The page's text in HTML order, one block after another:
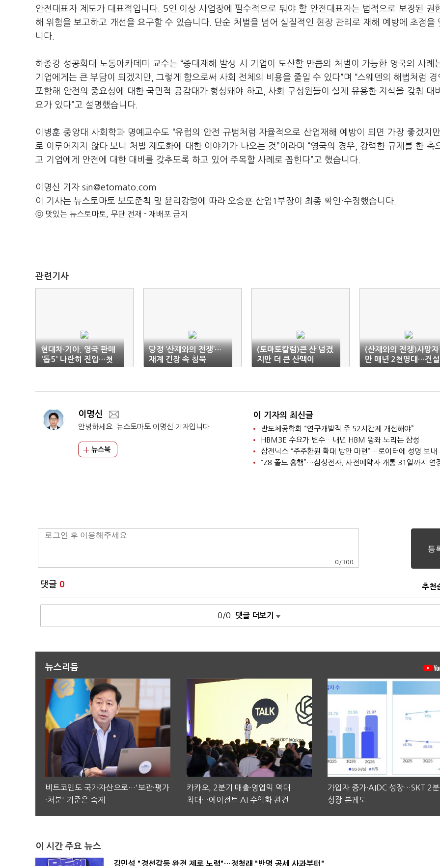
안전대표자 제도가 대표적입니다. 5인 이상 사업장에 필수적으로 둬야 할 안전대표자는 법적으로 보장된 권
해 위험을 보고하고 개선을 요구할 수 있습니다. 단순 처벌을 넘어 실질적인 현장 관리로 재해 예방에 초점을
니다.
하종강 성공회대 노동아카데미 교수는 “중대재해 발생 시 기업이 도산할 만큼의 처벌이 가능한 영국의 사례
기업에게는 큰 부담이 되겠지만, 그렇게 함으로써 사회 전체의 비용을 줄일 수 있다”며 “스웨덴의 해법처럼 경
포함해 안전의 중요성에 대한 국민적 공감대가 형성돼야 하고, 사회 구성원들이 실제 유용한 지식을 갖춰 대
요가 있다”고 설명했습니다.
이병훈 중앙대 사회학과 명예교수도 “유럽의 안전 규범처럼 자율적으로 산업재해 예방이 되면 가장 좋겠지
로 이루어지지 않다 보니 처벌 제도화에 대한 이야기가 나오는 것”이라며 “영국의 경우, 강력한 규제를 한 축
고 기업에게 안전에 대한 대비를 갖추도록 하고 있어 주목할 사례로 꼽힌다”고 했습니다.
이명신 기자 sin@etomato.com
이 기사는 뉴스토마토 보도준칙 및 윤리강령에 따라 오승훈 산업1부장이 최종 확인·수정했습니다.
ⓒ 맛있는 뉴스토마토, 무단 전재 - 재배포 금지
관련기사
현대차·기아, 영국 판매
'톱5' 나란히 진입…첫
동반 기록
당정 ‘산재와의 전쟁’…
재계 긴장 속 침묵
(토마토칼럼)큰 산 넘겼
지만 더 큰 산맥이
(산재와의 전쟁)사망자
만 매년 2천명대…건설
현장서 60대 이상 가장
이명신
안녕하세요. 뉴스토마토 이명신 기자입니다.
뉴스북
이 기자의 최신글
반도체공학회 “연구개발직 주 52시간제 개선해야”
HBM3E 수요가 변수…내년 HBM 왕좌 노리는 삼성
삼전닉스 “주주환원 확대 방안 마련”…로이터에 성명 보내
“Z8 폴드 흥행”…삼성전자, 사전예약자 개통 31일까지 연
0 /300
댓글 0 추천
0/0 댓글 더보기
뉴스리듬
비트코인도 국가자산으로…'보관·평가
·처분' 기준은 숙제
카카오, 2분기 매출·영업익 역대
최대…에이전트 AI 수익화 관건
가입자 증가·AIDC 성장…SKT 2
성장 본궤도
이 시간 주요 뉴스
김민석 "경선갈등 완전 제로 노력"…정청래 "반명 공세 사과부터"